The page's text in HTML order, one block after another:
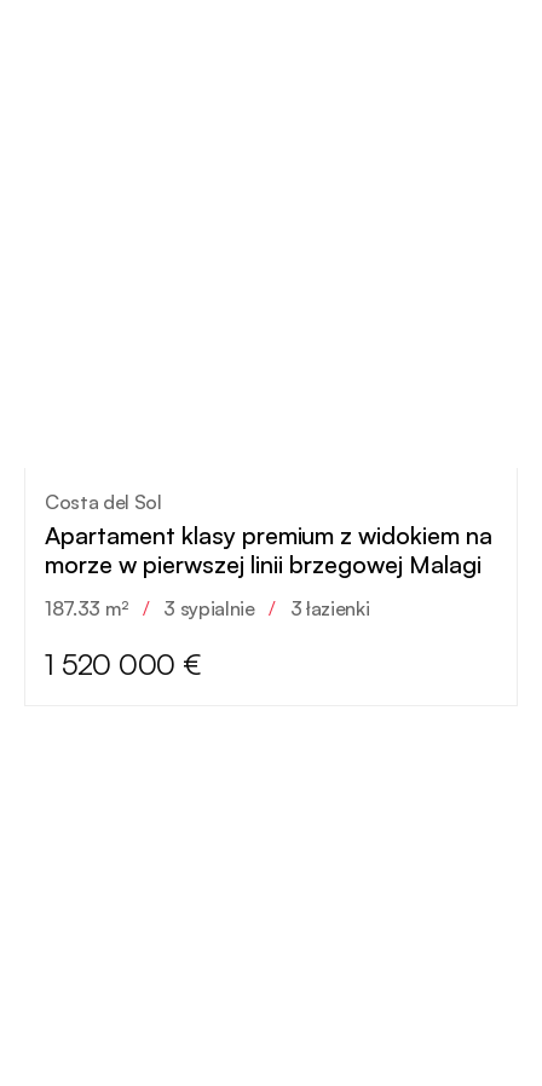
Costa del Sol
Apartament klasy premium z widokiem na
morze w pierwszej linii brzegowej Malagi
187.33 m² / 3 sypialnie / 3 łazienki
1 520 000 €